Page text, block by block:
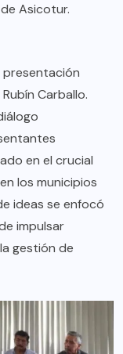
Asicotur.
presentación
Carballo.
en el crucial
los municipios
ideas se enfocó
impulsar
gestión de